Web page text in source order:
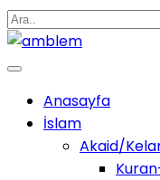
Anasayfa
İslam
Akaid/